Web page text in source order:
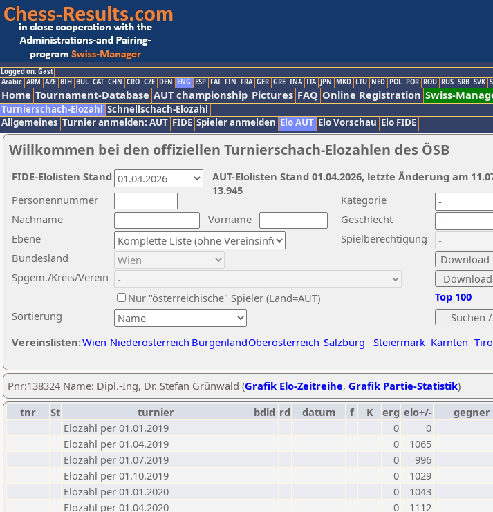
Logged on: Gast
Arabic ARM AZE BIH BUL CAT CHN CRO CZE DEN ENG ESP FAI FIN FRA GER GRE INA ITA JPN MKD LTU NED POL POR ROU RUS SRB SVK
Home Tournament-Database AUT championship Pictures FAQ Online Registration Swiss-
Turnierschach-Elozahl Schnellschach-Elozahl
Allgemeines Turnier anmelden: AUT FIDE Spieler anmelden Elo AUT Elo Vorschau Elo FIDE
Willkommen bei den offiziellen Turnierschach-Elozahlen des ÖSB
Nachname
Vorname
Ebene
Kategorie
Sortierung
Personennummer
Bundesland
Spgem./Kreis/Verein
Geschlecht
Nur "österreichische" Spieler (Land=AUT)
Spielberechtigung
Vereinslisten:Wien Niederösterreich BurgenlandOberösterreich Salzburg Steiermark Kärnten
Top 100
AUT-Elolisten Stand 01.04.2026, letzte Änderung am
13.945
FIDE-Elolisten Stand
Pnr:138324 Name: Dipl.-Ing, Dr. Stefan Grünwald (Grafik Elo-Zeitreihe, Grafik Partie-Statistik)
tnr
St turnier bdld rd datum f K erg elo+/- gegner
Elozahl per 01.01.2019
0
0
Elozahl per 01.04.2019
0
1065
Elozahl per 01.07.2019
0
996
Elozahl per 01.10.2019
0
1029
Elozahl per 01.01.2020
0
1043
Elozahl per 01.04.2020
0
1112